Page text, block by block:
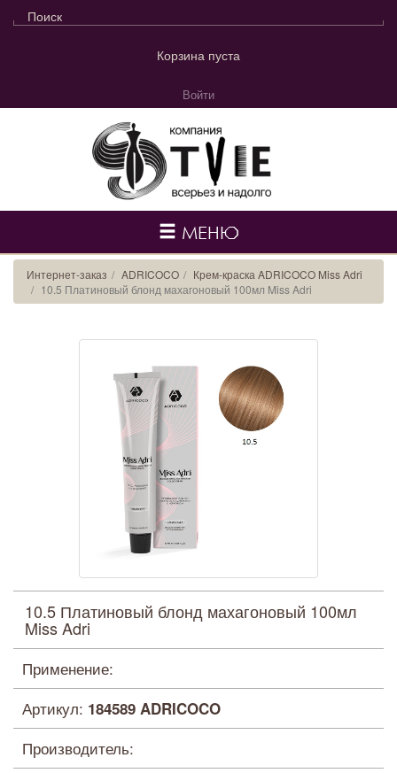
Корзина пуста
Войти
МЕНЮ
Интернет-заказ ADRICOCO
Крем-краска ADRICOCO Miss Adri
10.5 Платиновый блонд махагоновый 100мл Miss Adri
10.5 Платиновый блонд махагоновый 100мл
Miss Adri
Применение:
Артикул: 184589 ADRICOCO
Производитель: